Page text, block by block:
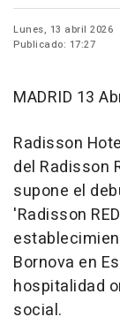
Lunes, 13 abril 2026
Publicado: 17:27
MADRID 13
Radisson
del Radisson
supone el
'Radisson
Bornova en
hospitalidad
social.